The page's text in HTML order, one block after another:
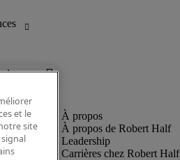
À propos de Robert Half
Leadership
Carrières chez Robert Half
et le
site